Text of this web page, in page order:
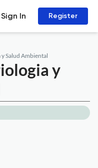
Sign In Register
Salud Ambiental
y